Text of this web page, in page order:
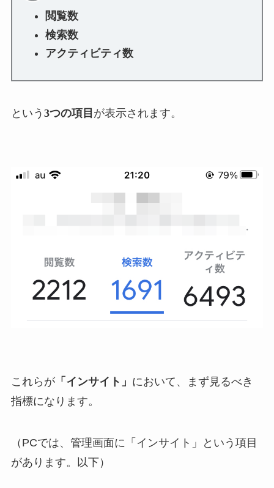
閲覧数
検索数
アクティビティ数
という 3つの項目 が表示されます。
これらが「インサイト」 において、まず見るべき
指標になります。
（PCでは、管理画面に「インサイト」という項目
があります。以下）